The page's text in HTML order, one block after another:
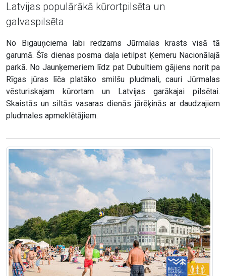
Latvijas populārākā kūrortpilsēta un
galvaspilsēta
No Bigauņciema labi redzams Jūrmalas krasts visā tā
garumā. Šīs dienas posma daļa ietilpst Ķemeru Nacionālajā
parkā. No Jaunķemeriem līdz pat Dubultiem gājiens norit pa
Rīgas jūras līča platāko smilšu pludmali, cauri Jūrmalas
vēsturiskajam kūrortam un Latvijas garākajai pilsētai.
Skaistās un siltās vasaras dienās jārēķinās ar daudzajiem
pludmales apmeklētājiem.